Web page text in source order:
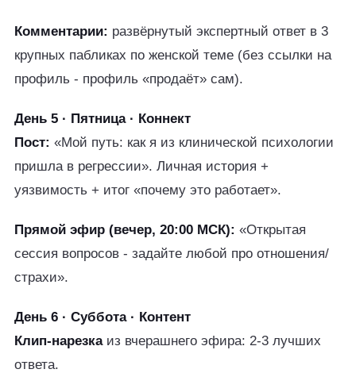
Комментарии: развёрнутый экспертный ответ в 3
крупных пабликах по женской теме (без ссылки на
профиль - профиль «продаёт» сам).
День 5 · Пятница · Коннект
Пост: «Мой путь: как я из клинической психологии
пришла в регрессии». Личная история +
уязвимость + итог «почему это работает».
Прямой эфир (вечер, 20:00 МСК): «Открытая
сессия вопросов - задайте любой про отношения/
страхи».
День 6 · Суббота · Контент
Клип-нарезкаиз вчерашнего эфира: 2-3 лучших
ответа.